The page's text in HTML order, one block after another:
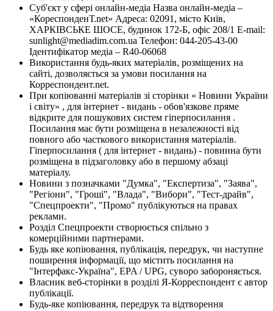
Суб'єкт у сфері онлайн-медіа Назва онлайн-медіа –
«КореспонденТ.net» Адреса: 02091, місто Київ,
ХАРКІВСЬКЕ ШОСЕ, будинок 172-Б, офіс 208/1 E-mail:
sunlight@mediadim.com.ua Телефон: 044-205-43-00
Ідентифікатор медіа – R40-06068
Використання будь-яких матеріалів, розміщених на
сайті, дозволяється за умови посилання на
Корреспондент.net.
При копіюванні матеріалів зі сторінки « Новини України
і світу» , для інтернет - видань - обов'язкове пряме
відкрите для пошукових систем гіперпосилання .
Посилання має бути розміщена в незалежності від
повного або часткового використання матеріалів.
Гіперпосилання ( для інтернет - видань) - повинна бути
розміщена в підзаголовку або в першому абзаці
матеріалу.
Новини з позначками "Думка", "Експертиза", "Заява",
"Регіони", "Гроші", "Влада", "Вибори", "Тест-драйв",
"Спецпроекти", "Промо" публікуються на правах
реклами.
Розділ Спецпроекти створюється спільно з
комерційними партнерами.
Будь яке копіювання, публікація, передрук, чи наступне
поширення інформації, що містить посилання на
"Інтерфакс-Україна", EPA / UPG, суворо забороняється.
Власник веб-сторінки в розділі Я-Корреспондент є автор
публікації.
Будь-яке копіювання, передрук та відтворення